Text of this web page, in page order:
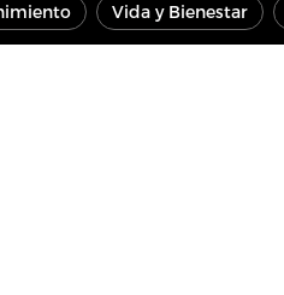
Vida y Bienestar